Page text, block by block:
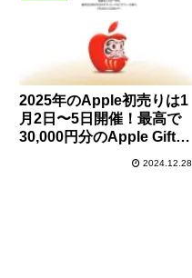
2025年のApple初売りは1
月2日〜5日開催！最高で
30,000円分のApple Gift
2024.12.28